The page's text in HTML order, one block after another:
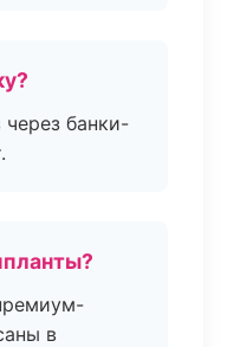
банки-
в